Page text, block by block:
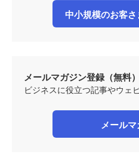
中小規模のお客
メールマガジン登録（無料）
ビジネスに役立つ記事やウェ
メール